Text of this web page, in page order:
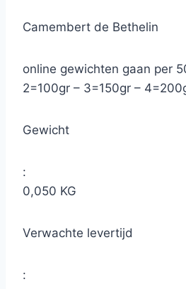
Camembert de Bethelin
online gewichten gaan per
2=100gr – 3=150gr –
Gewicht
:
0,050 KG
Verwachte levertijd
: